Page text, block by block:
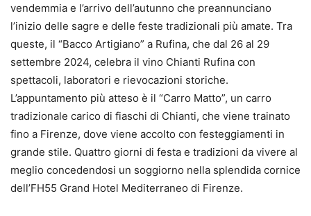
vendemmia e l’arrivo dell’autunno che preannunciano
l’inizio delle sagre e delle feste tradizionali più amate. Tra
queste, il “Bacco Artigiano” a Rufina, che dal 26 al 29
settembre 2024, celebra il vino Chianti Rufina con
spettacoli, laboratori e rievocazioni storiche.
L’appuntamento più atteso è il “Carro Matto”, un carro
tradizionale carico di fiaschi di Chianti, che viene trainato
fino a Firenze, dove viene accolto con festeggiamenti in
grande stile. Quattro giorni di festa e tradizioni da vivere al
meglio concedendosi un soggiorno nella splendida cornice
dell’FH55 Grand Hotel Mediterraneo di Firenze.